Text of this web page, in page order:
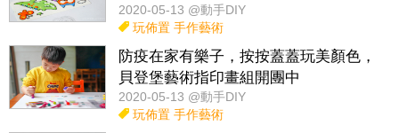
2020-05-13 @動手DIY
玩佈置 手作藝術
防疫在家有樂子，按按蓋蓋玩美顏色，
貝登堡藝術指印畫組開團中
2020-05-13 @動手DIY
玩佈置 手作藝術